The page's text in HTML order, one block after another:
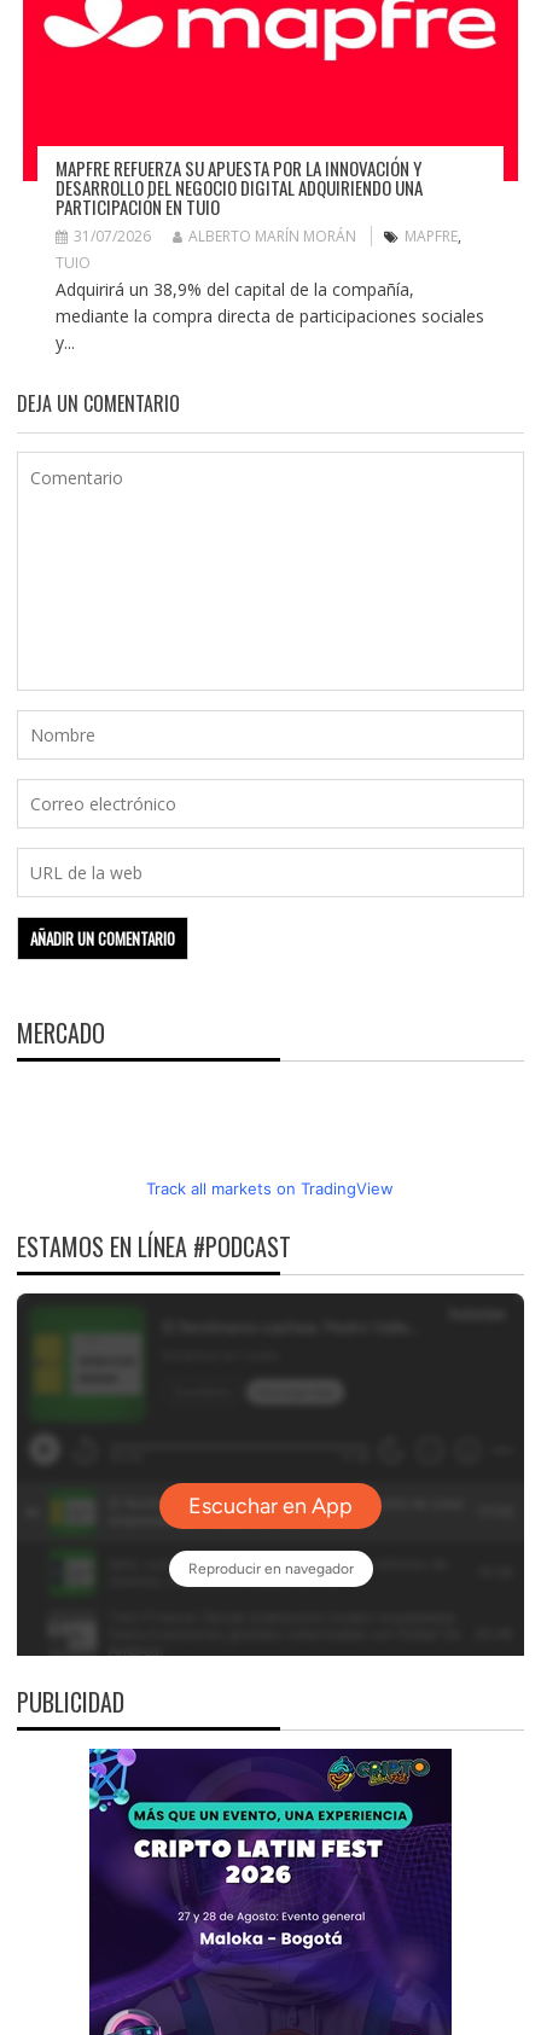
MAPFRE REFUERZA SU APUESTA POR LA INNOVACIÓN Y
DESARROLLO DEL NEGOCIO DIGITAL ADQUIRIENDO UNA
PARTICIPACIÓN EN TUIO
31/07/2026 ALBERTO MARÍN MORÁN MAPFRE,
TUIO
Adquirirá un 38,9% del capital de la compañía,
mediante la compra directa de participaciones sociales
y...
DEJA UN COMENTARIO
MERCADO
Track all markets on TradingView
ESTAMOS EN LÍNEA #PODCAST
PUBLICIDAD